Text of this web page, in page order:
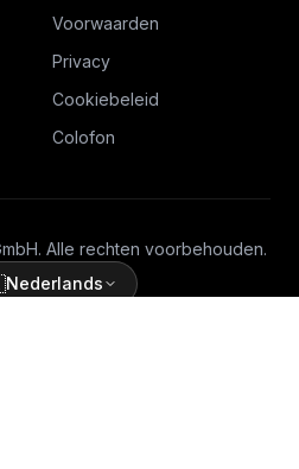
Voorwaarden
Privacy
Cookiebeleid
Colofon
Alle rechten voorbehouden.
Nederlands